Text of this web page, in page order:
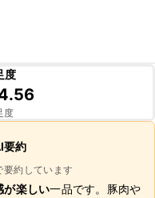
度
度
要約
約しています
が楽しい一品です。豚肉や